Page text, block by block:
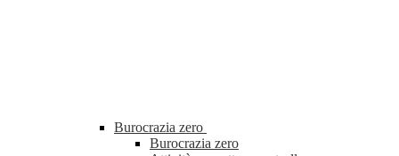
Burocrazia zero
Burocrazia zero